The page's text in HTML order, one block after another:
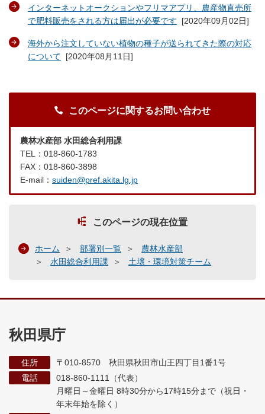
インターネットオークションやフリマアプリ、農産物直売所
で肥料販売をされる方は届出が必要です [2020年09月02日]
海外から注文していない植物の種子が送られてきた際の対応
について [2020年08月11日]
このページに関するお問い合わせ
農林水産部 水田総合利用課
TEL：018-860-1783
FAX：018-860-3898
E-mail： suiden@pref.akita.lg.jp
このページの現在位置
ホーム 部署別一覧
農林水産部
水田総合利用課
土壌・環境対策チーム
秋田県庁
住所
〒010-8570 秋田県秋田市山王四丁目1番1号
電話
018-860-1111（代表）
月曜日～金曜日 8時30分から17時15分まで （祝日・
年末年始を除く）